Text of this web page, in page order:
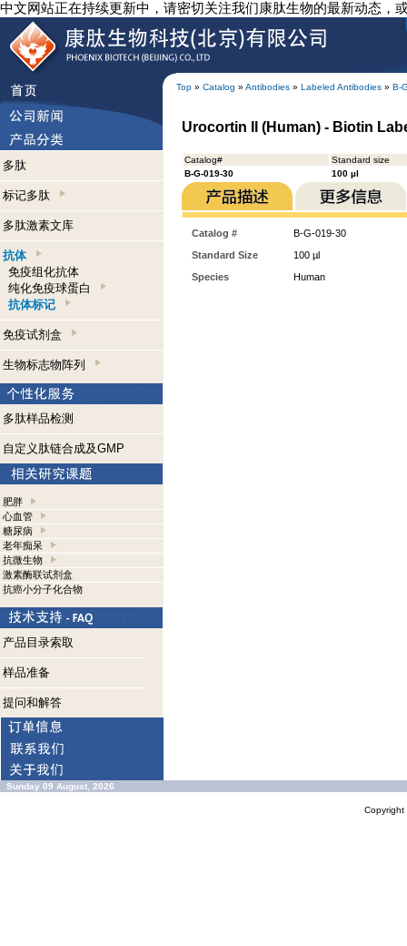
中文网站正在持续更新中，请密切关注我们康肽生物的最新动态，
Top » Catalog » Antibodies » Labeled Antibodies » B-
多肽
标记多肽
多肽激素文库
抗体
免疫组化抗体
纯化免疫球蛋白
抗体标记
免疫试剂盒
生物标志物阵列
多肽样品检测
自定义肽链合成及GMP
肥胖
心血管
糖尿病
老年痴呆
抗微生物
激素酶联试剂盒
抗癌小分子化合物
产品目录索取
样品准备
提问和解答
Urocortin II (Human) - Biotin
Catalog#
Standard size
B-G-019-30
100 µl
Catalog #
B-G-019-30
Standard Size
100 µl
Species
Human
Sunday 09 August, 2026